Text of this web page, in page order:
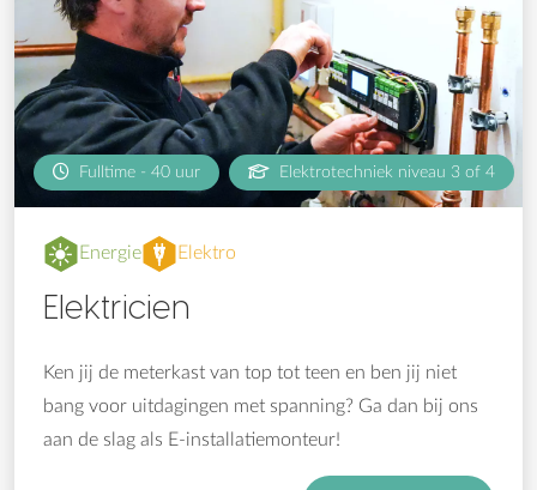
Fulltime - 40 uur Elektrotechniek niveau 3 of 4
Energie Elektro
Elektricien
Ken jij de meterkast van top tot teen en ben jij niet
bang voor uitdagingen met spanning? Ga dan bij ons
aan de slag als E-installatiemonteur!